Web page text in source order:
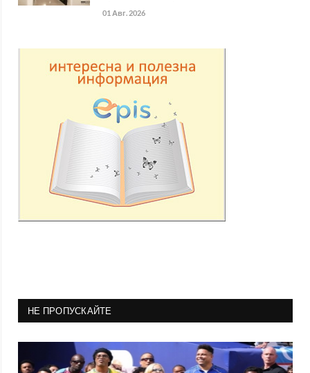
01 Авг. 2026
НЕ ПРОПУСКАЙТЕ